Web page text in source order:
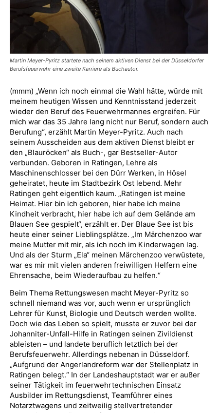
Martin Meyer-Pyritz startete nach seinem aktiven Dienst bei der Düsseldorfer
Berufsfeuerwehr eine zweite Karriere als Buchautor.
(mmm) „Wenn ich noch einmal die Wahl hätte, würde mit
meinem heutigen Wissen und Kenntnisstand jederzeit
wieder den Beruf des Feuerwehrmannes ergreifen. Für
mich war das 35 Jahre lang nicht nur Beruf, sondern auch
Berufung“, erzählt Martin Meyer-Pyritz. Auch nach
seinem Ausscheiden aus dem aktiven Dienst bleibt er
den „Blauröcken“ als Buch-, gar Bestseller-Autor
verbunden. Geboren in Ratingen, Lehre als
Maschinenschlosser bei den Dürr Werken, in Hösel
geheiratet, heute im Stadtbezirk Ost lebend. Mehr
Ratingen geht eigentlich kaum. „Ratingen ist meine
Heimat. Hier bin ich geboren, hier habe ich meine
Kindheit verbracht, hier habe ich auf dem Gelände am
Blauen See gespielt“, erzählt er. Der Blaue See ist bis
heute einer seiner Lieblingsplätze. „Im Märchenzoo war
meine Mutter mit mir, als ich noch im Kinderwagen lag.
Und als der Sturm „Ela“ meinen Märchenzoo verwüstete,
war es mir mit vielen anderen freiwilligen Helfern eine
Ehrensache, beim Wiederaufbau zu helfen.“
Beim Thema Rettungswesen macht Meyer-Pyritz so
schnell niemand was vor, auch wenn er ursprünglich
Lehrer für Kunst, Biologie und Deutsch werden wollte.
Doch wie das Leben so spielt, musste er zuvor bei der
Johanniter-Unfall-Hilfe in Ratingen seinen Zivildienst
ableisten – und landete beruflich letztlich bei der
Berufsfeuerwehr. Allerdings nebenan in Düsseldorf.
„Aufgrund der Angerlandreform war der Stellenplatz in
Ratingen belegt.“ In der Landeshauptstadt war er außer
seiner Tätigkeit im feuerwehrtechnischen Einsatz
Ausbilder im Rettungsdienst, Teamführer eines
Notarztwagens und zeitweilig stellvertretender